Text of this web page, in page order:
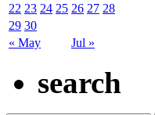
« May Jul »
22 23 24 25 26 27 28
29 30
search